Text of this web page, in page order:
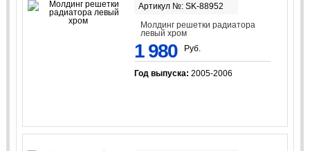
Артикул №: SK-88952
Молдинг решетки радиатора
левый хром
1 980 Руб.
Год выпуска: 2005-2006